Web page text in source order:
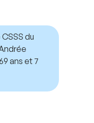
CSSS du
ans et 7